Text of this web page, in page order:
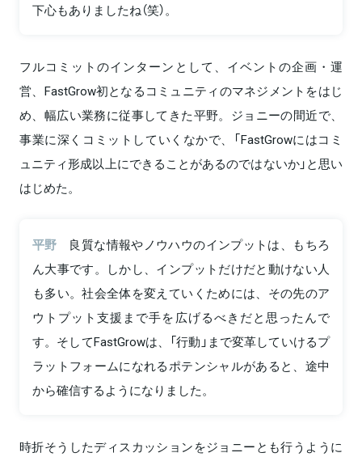
下心もありましたね（笑）。
フルコミットのインターンとして、イベントの企画・運
営、FastGrow初となるコミュニティのマネジメントをはじ
め、幅広い業務に従事してきた平野。ジョニーの間近で、
事業に深くコミットしていくなかで、「FastGrowにはコミ
ュニティ形成以上にできることがあるのではないか」と思い
はじめた。
平野
良質な情報やノウハウのインプットは、もちろ
ん大事です。しかし、インプットだけだと動けない人
も多い。社会全体を変えていくためには、その先のア
ウトプット支援まで手を広げるべきだと思ったんで
す。そしてFastGrowは、「行動」まで変革していけるプ
ラットフォームになれるポテンシャルがあると、途中
から確信するようになりました。
時折そうしたディスカッションをジョニーとも行うように